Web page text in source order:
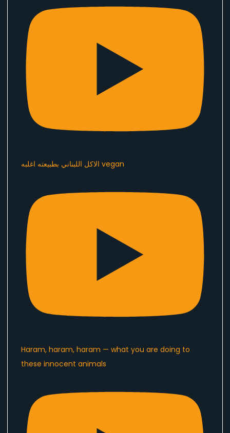
الاكل اللبناني بطبيعته اغلبه vegan
Haram, haram, haram — what you are doing to
these innocent animals